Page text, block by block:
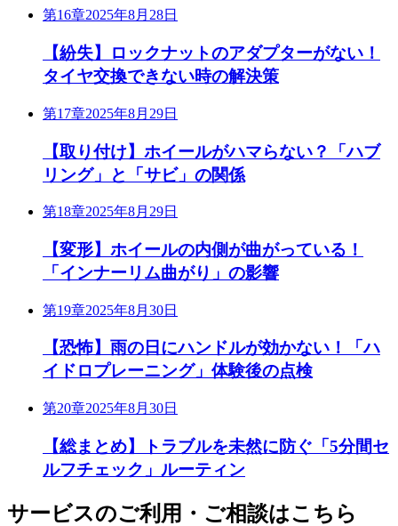
第16章2025年8月28日
【紛失】ロックナットのアダプターがない！
タイヤ交換できない時の解決策
第17章2025年8月29日
【取り付け】ホイールがハマらない？「ハブ
リング」と「サビ」の関係
第18章2025年8月29日
【変形】ホイールの内側が曲がっている！
「インナーリム曲がり」の影響
第19章2025年8月30日
【恐怖】雨の日にハンドルが効かない！「ハ
イドロプレーニング」体験後の点検
第20章2025年8月30日
【総まとめ】トラブルを未然に防ぐ「5分間セ
ルフチェック」ルーティン
サービスのご利用・ご相談はこちら